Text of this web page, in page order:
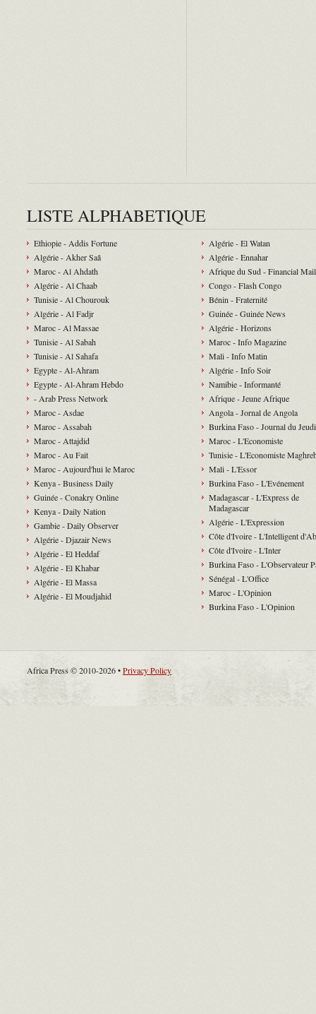
LISTE ALPHABETIQUE
Ethiopie - Addis Fortune
Algérie - Akher Saâ
Maroc - Al Ahdath
Algérie - Al Chaab
Tunisie - Al Chourouk
Algérie - Al Fadjr
Maroc - Al Massae
Tunisie - Al Sabah
Tunisie - Al Sahafa
Egypte - Al-Ahram
Egypte - Al-Ahram Hebdo
- Arab Press Network
Maroc - Asdae
Maroc - Assabah
Maroc - Attajdid
Maroc - Au Fait
Maroc - Aujourd'hui le Maroc
Kenya - Business Daily
Guinée - Conakry Online
Kenya - Daily Nation
Gambie - Daily Observer
Algérie - Djazair News
Algérie - El Heddaf
Algérie - El Khabar
Algérie - El Massa
Algérie - El Moudjahid
Algérie - El Watan
Algérie - Ennahar
Afrique du Sud - Financial Mail
Congo - Flash Congo
Bénin - Fraternité
Guinée - Guinée News
Algérie - Horizons
Maroc - Info Magazine
Mali - Info Matin
Algérie - Info Soir
Namibie - Informanté
Afrique - Jeune Afrique
Angola - Jornal de Angola
Burkina Faso - Journal du Jeudi
Maroc - L'Economiste
Tunisie - L'Economiste
Mali - L'Essor
Burkina Faso - L'Evénement
Madagascar - L'Express de
Madagascar
Algérie - L'Expression
Côte d'Ivoire - L'Intelligent
Côte d'Ivoire - L'Inter
Burkina Faso - L'Observateur
Sénégal - L'Office
Maroc - L'Opinion
Burkina Faso - L'Opinion
Africa Press © 2010-2026 •Privacy Policy